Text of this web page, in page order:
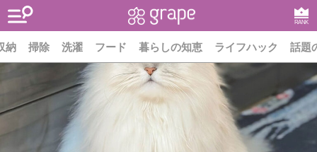
RANK
納 掃除 洗濯 フード 暮らしの知恵 ライフハック 話題